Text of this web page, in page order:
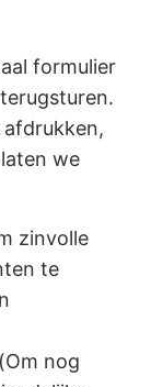
formulier
we
zinvolle
te
nog